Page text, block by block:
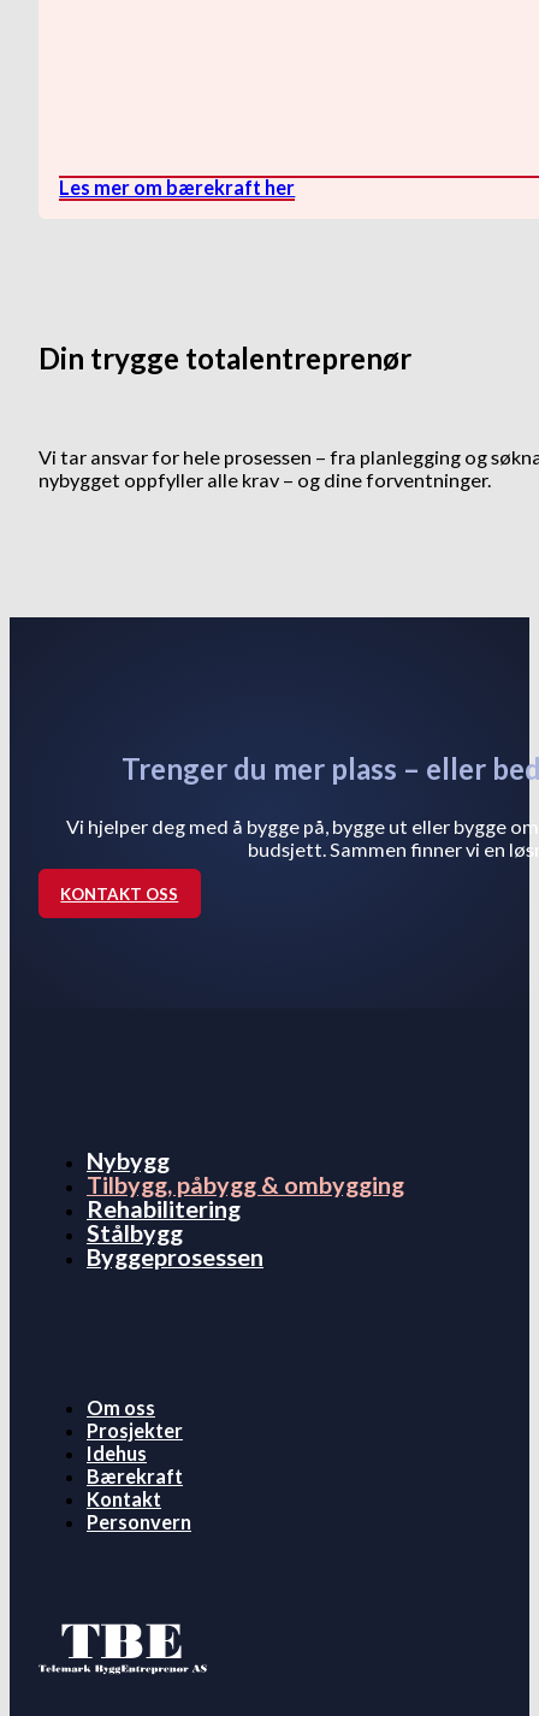
Les mer om bærekraft her
Din trygge totalentreprenør
Vi tar ansvar for hele prosessen – fra planlegging og
nybygget oppfyller alle krav – og dine forventninger.
Trenger du mer plass – eller
Vi hjelper deg med å bygge på, bygge ut eller bygge
budsjett. Sammen finner vi en
KONTAKT OSS
Nybygg
Tilbygg, påbygg & ombygging
Rehabilitering
Stålbygg
Byggeprosessen
Om oss
Prosjekter
Idehus
Bærekraft
Kontakt
Personvern